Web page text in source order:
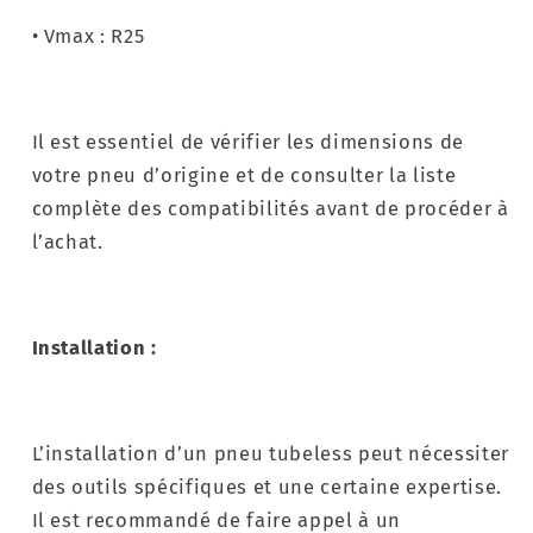
• Vmax : R25
Il est essentiel de vérifier les dimensions de
votre pneu d’origine et de consulter la liste
complète des compatibilités avant de procéder à
l’achat.
Installation :
L’installation d’un pneu tubeless peut nécessiter
des outils spécifiques et une certaine expertise.
Il est recommandé de faire appel à un